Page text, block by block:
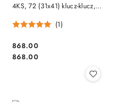
4KS, 72 (31x41) klucz-klucz,
(1)
Cena:
868.00
Cena:
868.00